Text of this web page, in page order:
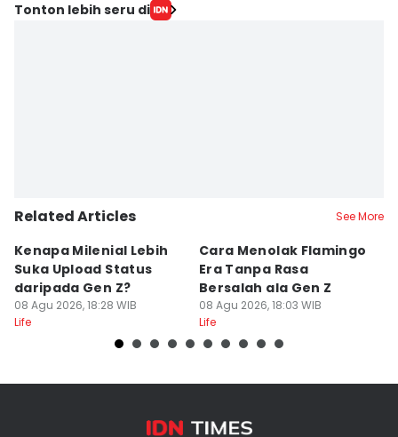
Editor
Tonton lebih seru di
Related Articles See More
Kenapa Milenial Lebih
Suka Upload Status
daripada Gen Z?
08 Agu 2026, 18:28 WIB
Life
Cara Menolak Flamingo
Era Tanpa Rasa
Bersalah ala Gen Z
08 Agu 2026, 18:03 WIB
Life